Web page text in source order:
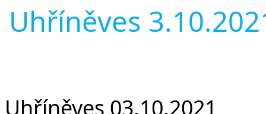
Uhříněves
Uhříněves 03.10.2021